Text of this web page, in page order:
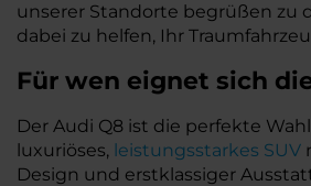
unserer Standorte begrüßen zu
dabei zu helfen, Ihr
Für wen eignet sich
Der Audi Q8 ist die perfekte
luxuriöses, leistungsstarkes SUV
Design und erstklassiger